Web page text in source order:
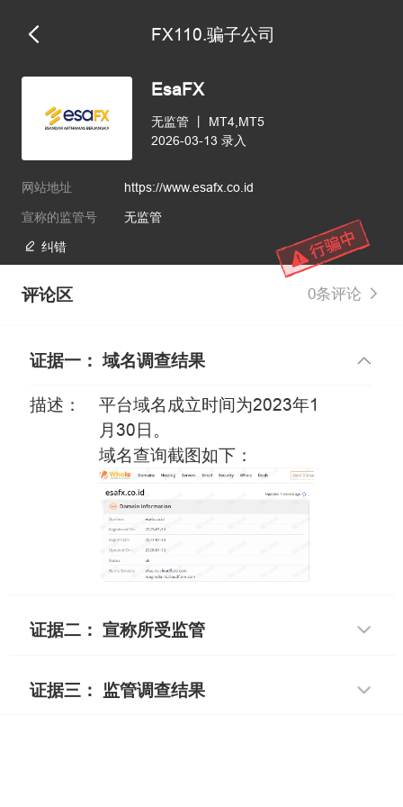
FX110.骗子公司
EsaFX
无监管
MT4,MT5
2026-03-13 录入
网站地址 https://www.esafx.co.id
宣称的监管号 无监管
纠错
评论区 0条评论
证据一： 域名调查结果
描述：
平台域名成立时间为2023年1
月30日。
域名查询截图如下：
证据二： 宣称所受监管
证据三： 监管调查结果